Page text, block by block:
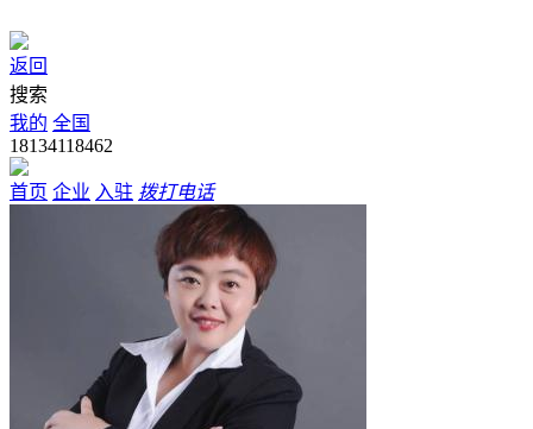
返回
搜索
我的 全国
18134118462
首页 企业 入驻 拨打电话